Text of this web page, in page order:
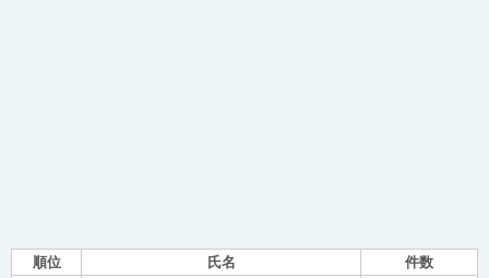
順位 氏名
件数